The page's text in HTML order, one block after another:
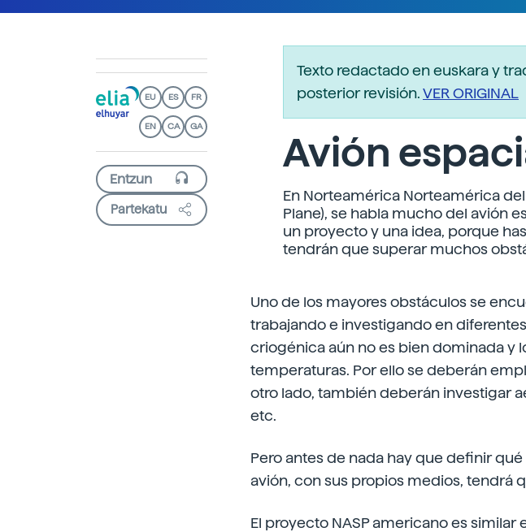
EU ES FR
EN CA GA
Partekatu
Texto redactado en euskara y
posterior revisión.VER ORIGINAL
Avión
En Norteamérica Norteamérica
Plane), se habla mucho del avión
un proyecto y una idea, porque
tendrán que superar muchos
Uno de los mayores obstáculos se
trabajando e investigando en
criogénica aún no es bien dominada y
temperaturas. Por ello se deberán
otro lado, también deberán investigar
etc.
Pero antes de nada hay que definir
avión, con sus propios medios, tendrá
El proyecto NASP americano es similar